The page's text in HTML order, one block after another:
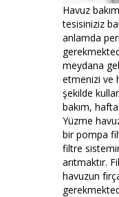
Havuz
tesisiniziz
anlamda
meydana
etmenizi ve
şekilde
bakım,
Yüzme
bir pompa
filtre
arıtmaktır.
havuzun